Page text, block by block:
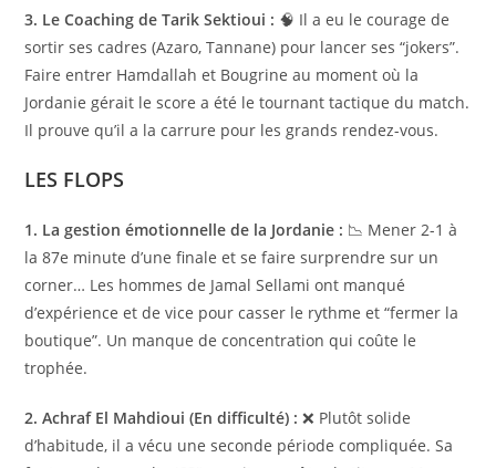
3. Le Coaching de Tarik Sektioui : 🧠 Il a eu le courage de
sortir ses cadres (Azaro, Tannane) pour lancer ses “jokers”.
Faire entrer Hamdallah et Bougrine au moment où la
Jordanie gérait le score a été le tournant tactique du match.
Il prouve qu’il a la carrure pour les grands rendez-vous.
LES FLOPS
1. La gestion émotionnelle de la Jordanie : 📉 Mener 2-1 à
la 87e minute d’une finale et se faire surprendre sur un
corner… Les hommes de Jamal Sellami ont manqué
d’expérience et de vice pour casser le rythme et “fermer la
boutique”. Un manque de concentration qui coûte le
trophée.
2. Achraf El Mahdioui (En difficulté) : ❌ Plutôt solide
d’habitude, il a vécu une seconde période compliquée. Sa